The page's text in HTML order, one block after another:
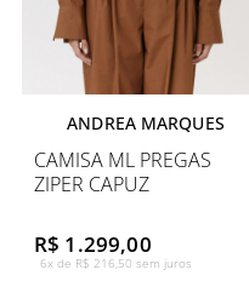
ANDREA MARQUES
CAMISA ML PREGAS
ZIPER CAPUZ
R$ 1.299,00
6x de R$ 216,50 sem juros